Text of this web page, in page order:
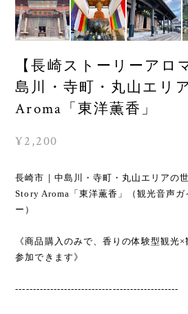
【長崎ストーリーアロ
島川・寺町・丸山エリ
Aroma「東洋薫香」
¥2,200
長崎市｜中島川・寺町・丸山エリアの
Story Aroma「東洋薫香」（観光音声
ー）
《商品購入のみで、香りの体験型観光
参加できます》
-----------------------------------------------